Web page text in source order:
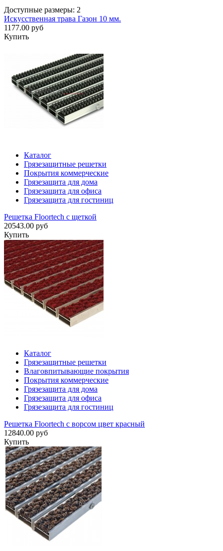
Доступные размеры: 2
Искусственная трава Газон 10 мм.
1177.00 руб
Купить
Каталог
Грязезащитные решетки
Покрытия коммерческие
Грязезащита для дома
Грязезащита для офиса
Грязезащита для гостиниц
Решетка Floortech с щеткой
20543.00 руб
Купить
Каталог
Грязезащитные решетки
Влаговпитывающие покрытия
Покрытия коммерческие
Грязезащита для дома
Грязезащита для офиса
Грязезащита для гостиниц
Решетка Floortech с ворсом цвет красный
12840.00 руб
Купить